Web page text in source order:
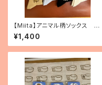
【Miita】アニマル柄ソックス 10
種（2025.3.7追加）
¥1,400